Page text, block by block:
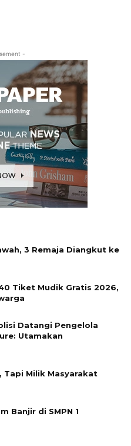
-
3 Remaja Diangkut ke
Tiket Mudik Gratis 2026,
Datangi Pengelola
Utamakan
Tapi Milik Masyarakat
Banjir di SMPN 1